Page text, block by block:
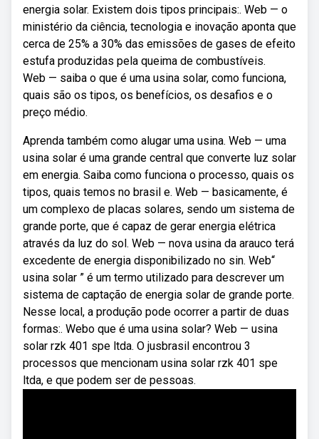
energia solar. Existem dois tipos principais:. Web — o
ministério da ciência, tecnologia e inovação aponta que
cerca de 25% a 30% das emissões de gases de efeito
estufa produzidas pela queima de combustíveis.
Web — saiba o que é uma usina solar, como funciona,
quais são os tipos, os benefícios, os desafios e o
preço médio.
Aprenda também como alugar uma usina. Web — uma
usina solar é uma grande central que converte luz solar
em energia. Saiba como funciona o processo, quais os
tipos, quais temos no brasil e. Web — basicamente, é
um complexo de placas solares, sendo um sistema de
grande porte, que é capaz de gerar energia elétrica
através da luz do sol. Web — nova usina da arauco terá
excedente de energia disponibilizado no sin. Web“
usina solar ” é um termo utilizado para descrever um
sistema de captação de energia solar de grande porte.
Nesse local, a produção pode ocorrer a partir de duas
formas:. Webo que é uma usina solar? Web — usina
solar rzk 401 spe ltda. O jusbrasil encontrou 3
processos que mencionam usina solar rzk 401 spe
ltda, e que podem ser de pessoas.